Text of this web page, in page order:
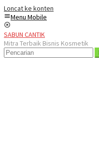
Loncat ke konten
Menu Mobile
SABUN CANTIK
Mitra Terbaik Bisnis Kosmetik